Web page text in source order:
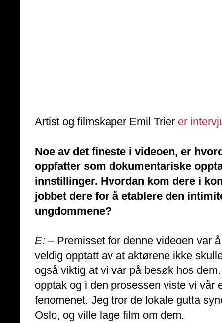
Artist og filmskaper Emil Trier er
Noe av det fineste i videoen, er
oppfatter som dokumentariske
innstillinger. Hvordan kom dere i
jobbet dere for å etablere den
ungdommene?
E: – Premisset for denne videoen var
veldig opptatt av at aktørene ikke
også viktig at vi var på besøk hos
opptak og i den prosessen viste vi vår
fenomenet. Jeg tror de lokale gutta
Oslo, og ville lage film om dem.